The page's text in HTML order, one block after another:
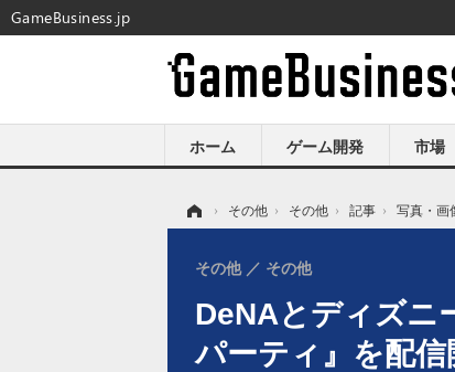
ホーム ゲーム開発 市場
› その他 › その他 › 記事 › 写真・画
DeNAとディズニ
パーティ』を配
その他 その他
GameBusiness.jp